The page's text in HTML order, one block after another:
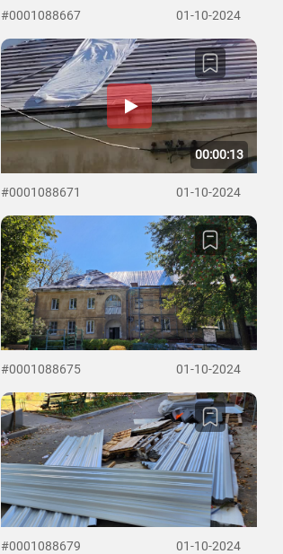
#0001088667 01-10-2024
00:00:13
#0001088671 01-10-2024
#0001088675 01-10-2024
#0001088679 01-10-2024